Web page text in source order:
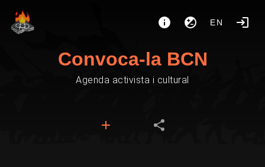
EN
Convoca-la BCN
Agenda activista i cultural